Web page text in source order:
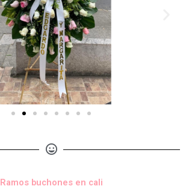
Ramos buchones en cali